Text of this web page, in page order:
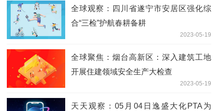
全球观察：四川省遂宁市安居区强化综
合“三检”护航春耕备耕
2023-05-19
全球聚焦：烟台高新区：深入建筑工地
开展住建领域安全生产大检查
2023-05-19
天天观察：05月04日逸盛大化PTA为